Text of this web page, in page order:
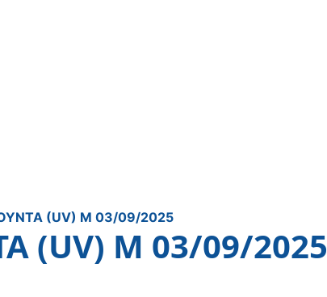
(UV) Μ 03/09/2025
(UV) Μ 03/09/2025